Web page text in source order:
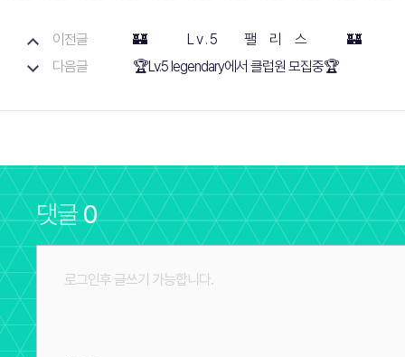
이전글
🏰 L v . 5 팰 리 스 🏰
다음글
🏆Lv.5 legendary에서 클럽원 모집중🏆
댓글0